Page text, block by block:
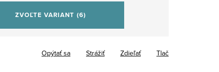
ZVOĽTE VARIANT (6)
Tlač
Opýtať sa Strážiť Zdieľať